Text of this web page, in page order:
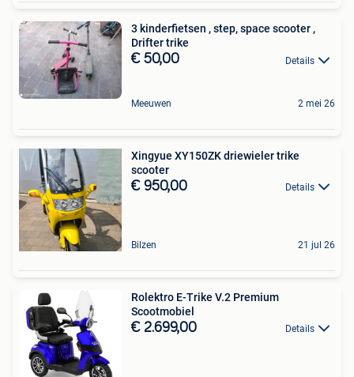
3 kinderfietsen , step, space scooter ,
Drifter trike
€ 50,00 Details
Meeuwen 2 mei 26
Xingyue XY150ZK driewieler trike
scooter
€ 950,00 Details
Bilzen 21 jul 26
Rolektro E-Trike V.2 Premium
Scootmobiel
€ 2.699,00 Details